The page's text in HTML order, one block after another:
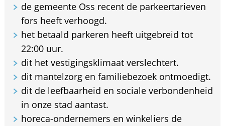
de gemeente Oss recent de parkeertarieven
fors heeft verhoogd.
het betaald parkeren heeft uitgebreid tot
22:00 uur.
dit het vestigingsklimaat verslechtert.
dit mantelzorg en familiebezoek ontmoedigt.
dit de leefbaarheid en sociale verbondenheid
in onze stad aantast.
horeca-ondernemers en winkeliers de